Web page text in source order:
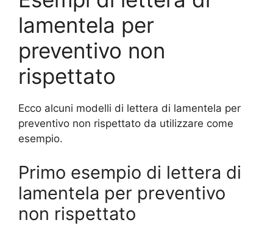
lamentela per
preventivo non
rispettato
Ecco alcuni modelli di lettera di lamentela per
preventivo non rispettato da utilizzare come
esempio.
Primo esempio di lettera di
lamentela per preventivo
non rispettato